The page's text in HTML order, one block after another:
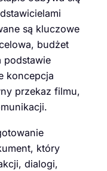
są kluczowe
budżet
podstawie
koncepcja
przekaz filmu,
który
dialogi,